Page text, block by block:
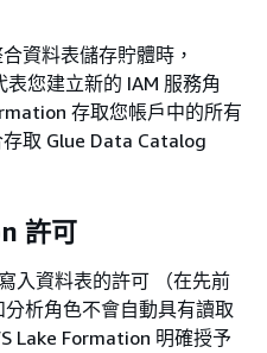
資料表儲存貯體時，
您建立新的 IAM 服務角
存取您帳戶中的所有
取 Glue Data Catalog
許可
入資料表的許可 （在先前
析角色不會自動具有讀取
Lake Formation 明確授予